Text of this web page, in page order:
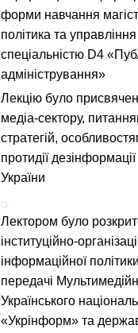
форми навчання
політика та
спеціальністю D4
адміністрування»
Лекцію було
медіа-сектору,
стратегій,
протидії
України
Лектором було
інституційно-
інформаційної
передачі
Українського
«Укрінформ» та